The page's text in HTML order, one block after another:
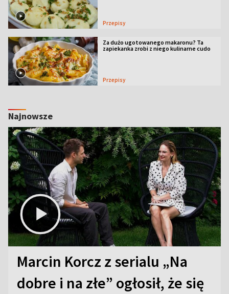
Przepisy
Za dużo ugotowanego makaronu? Ta
zapiekanka zrobi z niego kulinarne cudo
Przepisy
Najnowsze
Marcin Korcz z serialu „Na
dobre i na złe” ogłosił, że się